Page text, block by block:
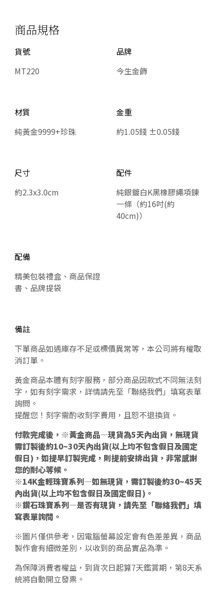
商品規格
貨號
MT220
品牌
今生金飾
材質
純黃金9999+珍珠
金重
約1.05錢 ±0.05錢
尺寸
約2.3x3.0cm
配件
純銀鍍白K黑橡膠繩項鍊
一條（約16吋(約
40cm)）
配備
精美包裝禮盒、商品保證
書、品牌提袋
備註
下單商品如遇庫存不足或標價異常等，本公司將有權取
消訂單。
黃金商品本體有刻字服務，部分商品因款式不同無法刻
字，如有刻字需求，詳情請先至「聯絡我們」填寫表單
詢問。
提醒您！刻字需酌收刻字費用，且恕不退換貨。
付款完成後，※黃金商品—現貨為5天內出貨，無現貨
需訂製後約10~30天內出貨(以上均不包含假日及國定
假日)，如提早訂製完成，則提前安排出貨，非常感謝
您的耐心等候。
※14K金輕珠寶系列—如無現貨，需訂製後約30~45天
內出貨(以上均不包含假日及國定假日)。
※鑽石珠寶系列—是否有現貨，請先至「聯絡我們」填
寫表單詢問。
※圖片僅供參考，因電腦螢幕設定會有色差差異，商品
製作會有細微差別，以收到的商品實品為準。
為保障消費者權益，到貨次日起算7天鑑賞期，第8天系
統將自動開立發票。